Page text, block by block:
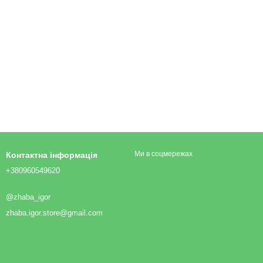
Контактна інформація
+380960549620
@zhaba_igor
zhaba.igor.store@gmail.com
Ми в соцмережах